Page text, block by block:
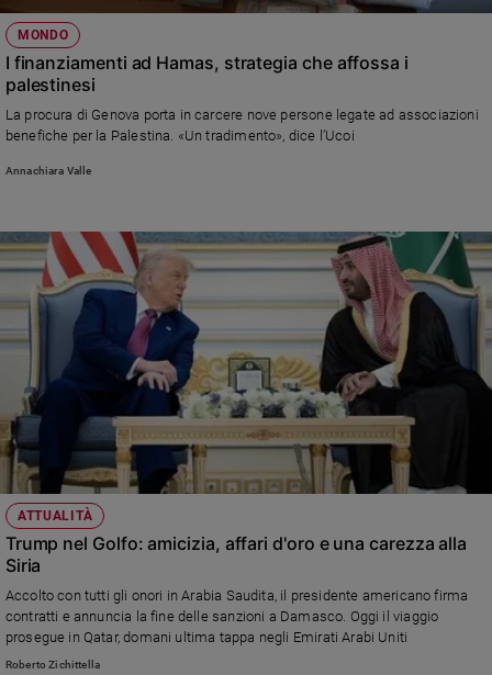
Società
e
valori
e
Creato
Volontariato
Aziende
di
valore
Caso
della
settimana
Migranti
Diversità
inclusione
Costume
Cultura
e
spettacoli
Sanremo
MONDO
I finanziamenti ad Hamas, strategia che affossa i
palestinesi
La procura di Genova porta in carcere nove persone legate ad associazioni
benefiche per la Palestina. «Un tradimento», dice l’Ucoi
Annachiara Valle
ATTUALITÀ
Trump nel Golfo: amicizia, affari d'oro e una carezza alla
Siria
Accolto con tutti gli onori in Arabia Saudita, il presidente americano firma
contratti e annuncia la fine delle sanzioni a Damasco. Oggi il viaggio
prosegue in Qatar, domani ultima tappa negli Emirati Arabi Uniti
Roberto Zichittella